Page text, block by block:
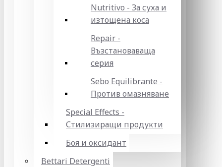
Nutritivo - За суха и
изтощена коса
Repair -
Възстановаваща
серия
Sebo Equilibrante -
Против омазняване
Special Effects -
Стилизиращи продукти
Боя и оксидант
Bettari Detergenti